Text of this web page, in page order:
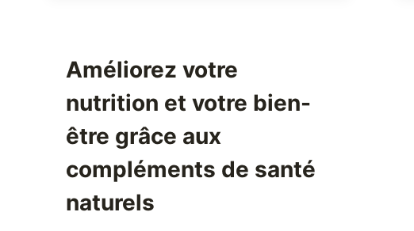
EN
FAISANT
VOS
ACHATS
WALMART
Améliorez votre
nutrition et votre bien-
être grâce aux
compléments de santé
naturels